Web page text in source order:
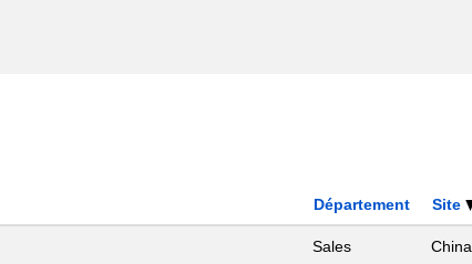
Département Site
Sales China